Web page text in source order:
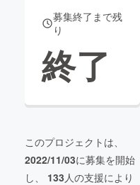
募集終了まで残
り
終了
このプロジェクトは、
2022/11/03に募集を開始
し、 133人の支援により